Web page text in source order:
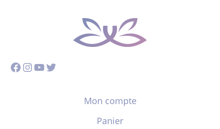
Facebook
Instagram
YouTube
Twitter
Mon compte
Panier